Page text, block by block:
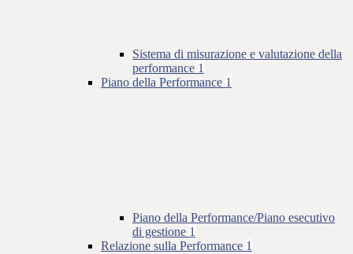
Sistema di misurazione e valutazione della
performance 1
Piano della Performance 1
Piano della Performance/Piano esecutivo
di gestione 1
Relazione sulla Performance 1